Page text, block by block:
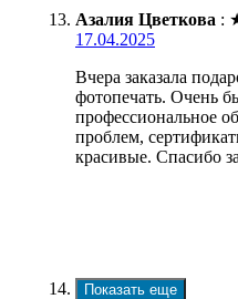
Азалия Цветкова :
17.04.2025
Вчера заказала
фотопечать. Очень
профессиональное
проблем,
красивые. Спасибо
Показать еще